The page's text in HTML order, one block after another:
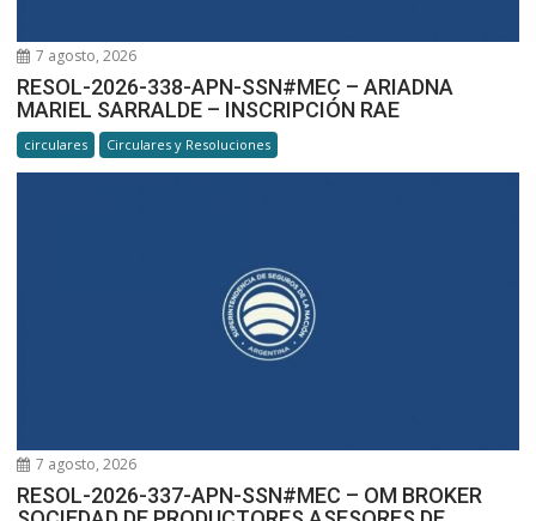
7 agosto, 2026
RESOL-2026-338-APN-SSN#MEC – ARIADNA
MARIEL SARRALDE – INSCRIPCIÓN RAE
circulares Circulares y Resoluciones
7 agosto, 2026
RESOL-2026-337-APN-SSN#MEC – OM BROKER